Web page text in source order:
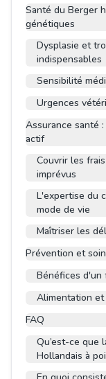
Santé du Berger
génétiques
Dysplasie et
indispensables
Sensibilité
Urgences
Assurance santé
actif
Couvrir les
imprévus
L'expertise du
mode de vie
Maîtriser les
Prévention et
Bénéfices d'un
Alimentation
FAQ
Qu’est-ce que
Hollandais à